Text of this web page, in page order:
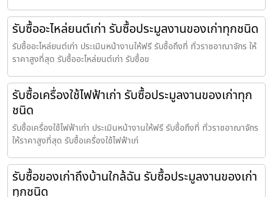
รับซื้ออะไหล่ยนต์เก่า รับซื้อประมูลงานของเก่าทุกชนิด
รับซื้ออะไหล่ยนต์เก่า ประเมินหน้างานให้ฟรี รับซื้อถึงที่ ทั่วราชอาณาจักร ให้
ราคาสูงที่สุด รับซื้ออะไหล่ยนต์เก่า รับซื้อข
รับซื้อเครื่องใช้ไฟฟ้าเก่า รับซื้อประมูลงานของเก่าทุก
ชนิด
รับซื้อเครื่องใช้ไฟฟ้าเก่า ประเมินหน้างานให้ฟรี รับซื้อถึงที่ ทั่วราชอาณาจักร
ให้ราคาสูงที่สุด รับซื้อเครื่องใช้ไฟฟ้าเก่
รับซื้อของเก่าถึงบ้านใกล้ฉัน รับซื้อประมูลงานของเก่า
ทุกชนิด